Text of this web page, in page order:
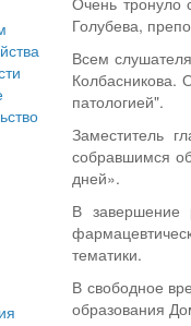
Голубева,
Всем
Колбасникова.
патологией".
Заместитель
собравшимся
дней».
В завершение
тематики.
В свободное
образования